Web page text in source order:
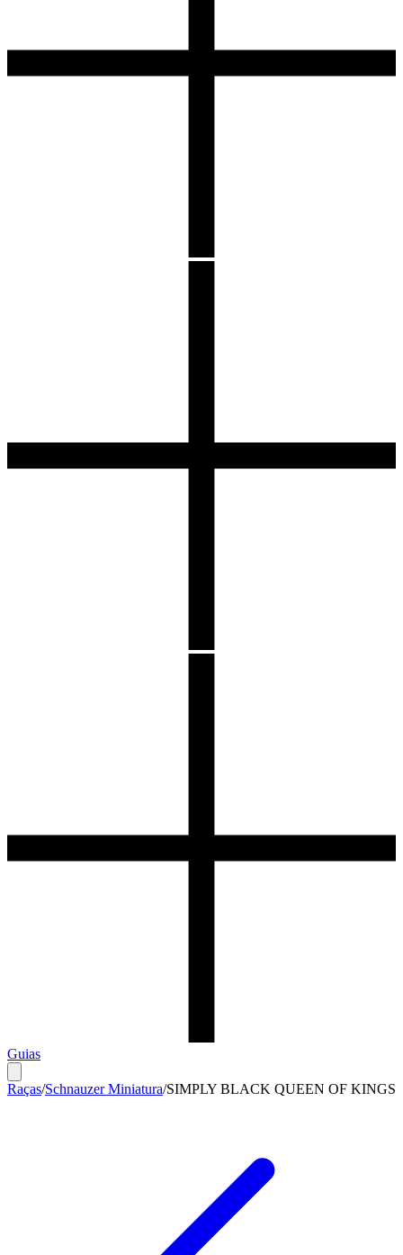
Guias
Raças/Schnauzer Miniatura/SIMPLY BLACK QUEEN OF KINGS